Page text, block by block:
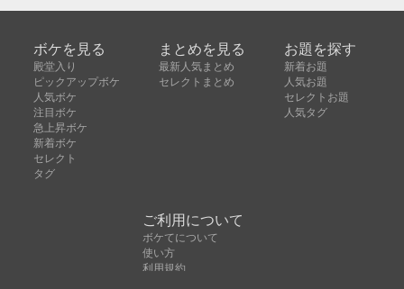
ボケを見る
殿堂入り
ピックアップボケ
人気ボケ
注目ボケ
急上昇ボケ
新着ボケ
セレクト
タグ
まとめを見る
最新人気まとめ
セレクトまとめ
お題を探す
新着お題
人気お題
セレクトお題
人気タグ
ご利用について
ボケてについて
使い方
利用規約